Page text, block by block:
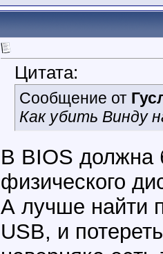
Цитата:
Сообщение от
Как убить Винду
В BIOS должна
физического
А лучше найти
USB, и